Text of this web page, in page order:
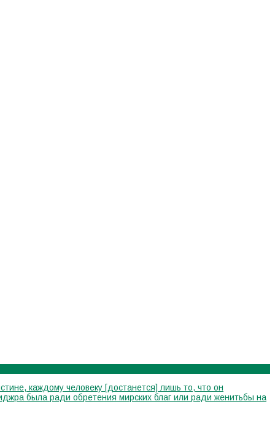
каждому человеку [достанется] лишь то, что он
была ради обретения мирских благ или ради женитьбы на